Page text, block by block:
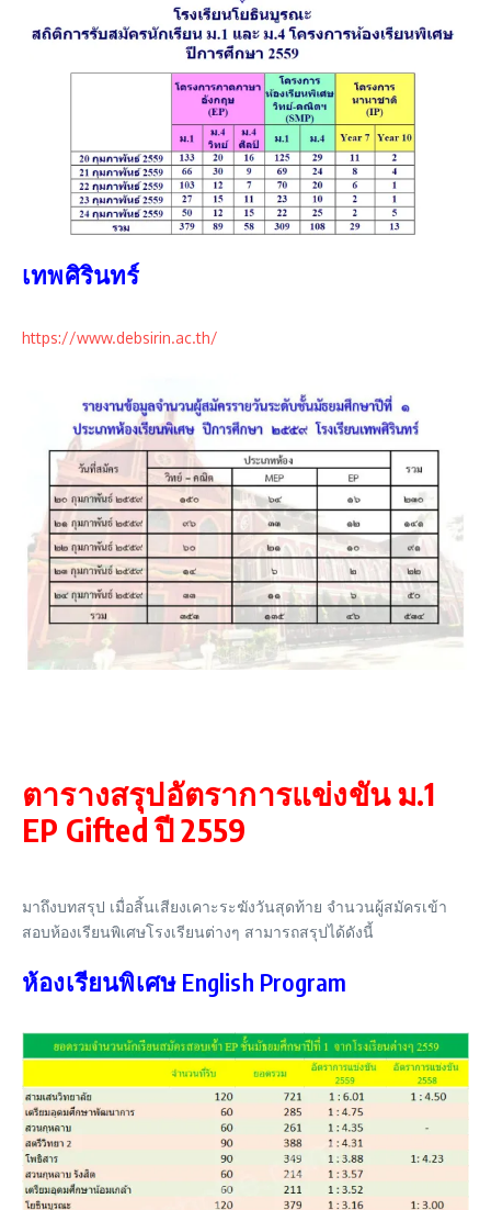
เทพศิรินทร์
https://www.debsirin.ac.th/
ตารางสรุปอัตราการแข่งขัน ม.1
EP Gifted ปี 2559
มาถึงบทสรุป เมื่อสิ้นเสียงเคาะระฆังวันสุดท้าย จำนวนผู้สมัครเข้า
สอบห้องเรียนพิเศษโรงเรียนต่างๆ สามารถสรุปได้ดังนี้
ห้องเรียนพิเศษ English Program